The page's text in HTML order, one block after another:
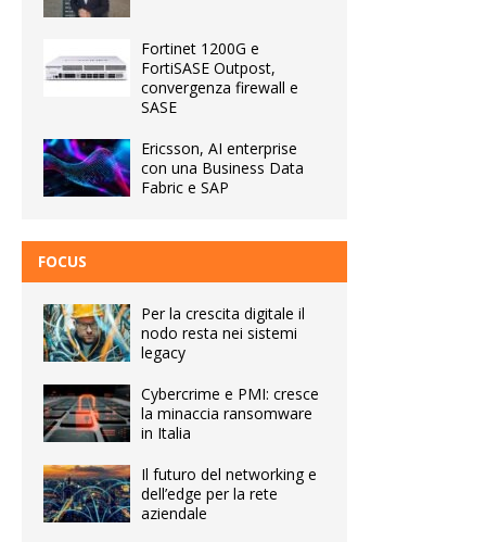
Fortinet 1200G e
FortiSASE Outpost,
convergenza firewall e
SASE
Ericsson, AI enterprise
con una Business Data
Fabric e SAP
FOCUS
Per la crescita digitale il
nodo resta nei sistemi
legacy
Cybercrime e PMI: cresce
la minaccia ransomware
in Italia
Il futuro del networking e
dell’edge per la rete
aziendale